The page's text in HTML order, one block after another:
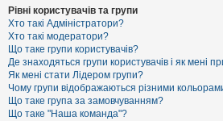
о
г
а
Рівні користувачів та групи
Хто такі Адміністратори?
Хто такі модератори?
Що таке групи користувачів?
Де знаходяться групи користувачів і як мені
Як мені стати Лідером групи?
Чому групи відображаються різними
Що таке група за замовчуванням?
Що таке "Наша команда"?